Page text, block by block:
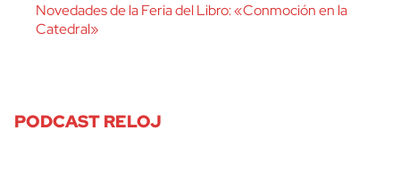
Novedades de la Feria del Libro: «Conmoción en la
Catedral»
PODCAST RELOJ